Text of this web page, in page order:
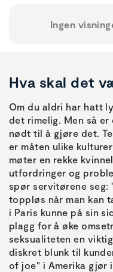
Ingen
Hva skal det
Om du aldri har hatt
det rimelig. Men så
nødt til å gjøre det.
er måten ulike
møter en rekke
utfordringer og
spør servitørene seg:
toppløs når man kan
i Paris kunne på sin
plagg for å øke
seksualiteten en
diskret blunk til
of joe" i Amerika gjør